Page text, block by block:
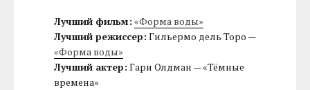
Лучший фильм: «Форма воды»
Лучший режиссер: Гильермо дель Торо —
«Форма воды»
Лучший актер: Гари Олдман — «Тёмные
времена»